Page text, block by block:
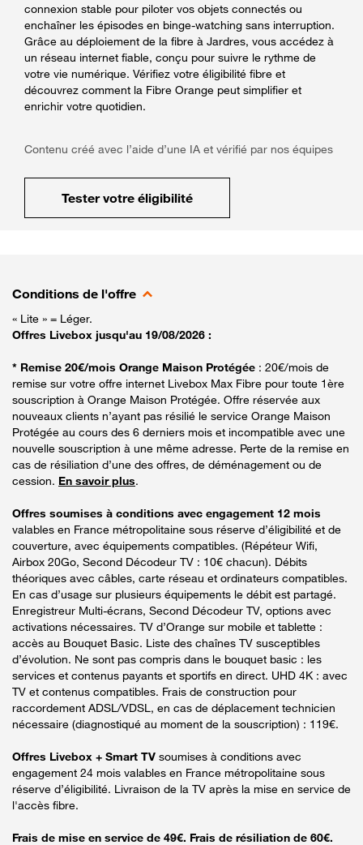
connexion stable pour piloter vos objets connectés ou
enchaîner les épisodes en binge-watching sans interruption.
Grâce au déploiement de la fibre à Jardres, vous accédez à
un réseau internet fiable, conçu pour suivre le rythme de
votre vie numérique. Vérifiez votre éligibilité fibre et
découvrez comment la Fibre Orange peut simplifier et
enrichir votre quotidien.
Contenu créé avec l’aide d’une IA et vérifié par nos équipes
Tester votre éligibilité
Conditions de l'offre
« Lite » = Léger.
Offres Livebox jusqu'au 19/08/2026 :
* Remise 20€/mois Orange Maison Protégée : 20€/mois de
remise sur votre offre internet Livebox Max Fibre pour toute 1ère
souscription à Orange Maison Protégée. Offre réservée aux
nouveaux clients n’ayant pas résilié le service Orange Maison
Protégée au cours des 6 derniers mois et incompatible avec une
nouvelle souscription à une même adresse. Perte de la remise en
cas de résiliation d’une des offres, de déménagement ou de
cession. En savoir plus.
Offres soumises à conditions avec engagement 12 mois
valables en France métropolitaine sous réserve d’éligibilité et de
couverture, avec équipements compatibles. (Répéteur Wifi,
Airbox 20Go, Second Décodeur TV : 10€ chacun). Débits
théoriques avec câbles, carte réseau et ordinateurs compatibles.
En cas d’usage sur plusieurs équipements le débit est partagé.
Enregistreur Multi-écrans, Second Décodeur TV, options avec
activations nécessaires. TV d’Orange sur mobile et tablette :
accès au Bouquet Basic. Liste des chaînes TV susceptibles
d’évolution. Ne sont pas compris dans le bouquet basic : les
services et contenus payants et sportifs en direct. UHD 4K : avec
TV et contenus compatibles. Frais de construction pour
raccordement ADSL/VDSL, en cas de déplacement technicien
nécessaire (diagnostiqué au moment de la souscription) : 119€.
Offres Livebox + Smart TV soumises à conditions avec
engagement 24 mois valables en France métropolitaine sous
réserve d’éligibilité. Livraison de la TV après la mise en service de
l'accès fibre.
Frais de mise en service de 49€. Frais de résiliation de 60€.